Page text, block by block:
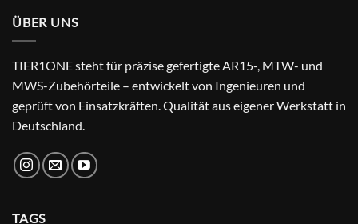
ÜBER UNS
TIER1ONE steht für präzise gefertigte AR15-, MTW- und
MWS-Zubehörteile – entwickelt von Ingenieuren und
geprüft von Einsatzkräften. Qualität aus eigener Werkstatt in
Deutschland.
TAGS